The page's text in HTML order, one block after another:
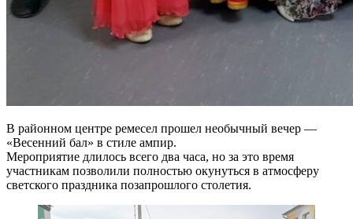
В районном центре ремесел прошел необычный вечер —
«Весенний бал» в стиле ампир.
Мероприятие длилось всего два часа, но за это время
участникам позволили полностью окунуться в атмосферу
светского праздника позапрошлого столетия.